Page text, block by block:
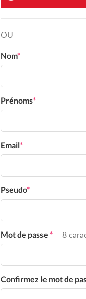
OU
Nom*
Prénoms*
Email*
Pseudo*
Mot de passe * 8
Confirmez le mot de